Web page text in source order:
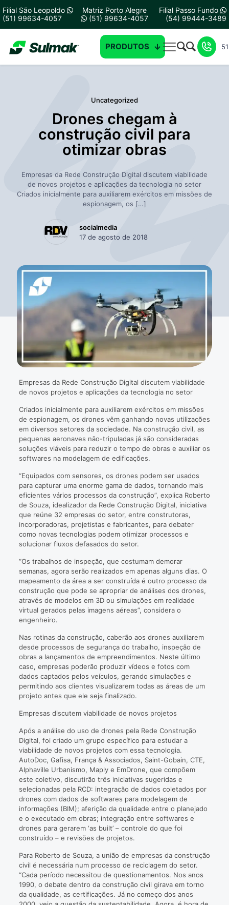
Filial São Leopoldo
(51) 99634-4057
Matriz Porto Alegre
(51) 99634-4057
Filial Passo Fundo
(54) 99444-3489
PRODUTOS
Uncategorized
Drones chegam à
construção civil para
otimizar obras
Empresas da Rede Construção Digital discutem viabilidade
de novos projetos e aplicações da tecnologia no setor
Criados inicialmente para auxiliarem exércitos em missões de
espionagem, os […]
socialmedia
17 de agosto de 2018
Empresas da Rede Construção Digital discutem viabilidade
de novos projetos e aplicações da tecnologia no setor
Criados inicialmente para auxiliarem exércitos em missões
de espionagem, os drones vêm ganhando novas utilizações
em diversos setores da sociedade. Na construção civil, as
pequenas aeronaves não-tripuladas já são consideradas
soluções viáveis para reduzir o tempo de obras e auxiliar os
softwares na modelagem de edificações.
“Equipados com sensores, os drones podem ser usados
para capturar uma enorme gama de dados, tornando mais
eficientes vários processos da construção”, explica Roberto
de Souza, idealizador da Rede Construção Digital, iniciativa
que reúne 32 empresas do setor, entre construtoras,
incorporadoras, projetistas e fabricantes, para debater
como novas tecnologias podem otimizar processos e
solucionar fluxos defasados do setor.
“Os trabalhos de inspeção, que costumam demorar
semanas, agora serão realizados em apenas alguns dias. O
mapeamento da área a ser construída é outro processo da
construção que pode se apropriar de análises dos drones,
através de modelos em 3D ou simulações em realidade
virtual gerados pelas imagens aéreas”, considera o
engenheiro.
Nas rotinas da construção, caberão aos drones auxiliarem
desde processos de segurança do trabalho, inspeção de
obras a lançamentos de empreendimentos. Neste último
caso, empresas poderão produzir vídeos e fotos com
dados captados pelos veículos, gerando simulações e
permitindo aos clientes visualizarem todas as áreas de um
projeto antes que ele seja finalizado.
Empresas discutem viabilidade de novos projetos
Após a análise do uso de drones pela Rede Construção
Digital, foi criado um grupo específico para estudar a
viabilidade de novos projetos com essa tecnologia.
AutoDoc, Gafisa, França & Associados, Saint-Gobain, CTE,
Alphaville Urbanismo, Maply e EmDrone, que compõem
este coletivo, discutirão três iniciativas sugeridas e
selecionadas pela RCD: integração de dados coletados por
drones com dados de softwares para modelagem de
informações (BIM); aferição da qualidade entre o planejado
e o executado em obras; integração entre softwares e
drones para gerarem ‘as built’ – controle do que foi
construído – e revisões de projetos.
Para Roberto de Souza, a união de empresas da construção
civil é necessária num processo de reciclagem do setor.
“Cada período necessitou de questionamentos. Nos anos
1990, o debate dentro da construção civil girava em torno
da qualidade, as certificações. Já no começo dos anos